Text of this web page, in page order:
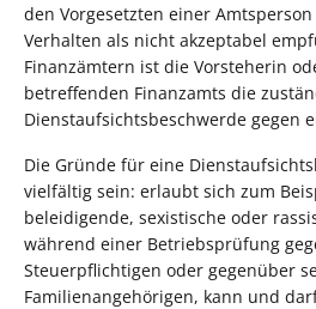
den Vorgesetzten einer
Verhalten als nicht akzeptabel
Finanzämtern ist die Vorsteherin
betreffenden Finanzamts die
Dienstaufsichtsbeschwerde gegen
Die Gründe für eine
vielfältig sein: erlaubt sich zum
beleidigende, sexistische oder
während einer Betriebsprüfung
Steuerpflichtigen oder gegenüber
Familienangehörigen, kann und